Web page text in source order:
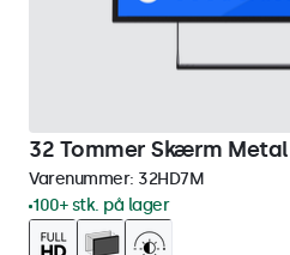
32 Tommer Skærm Metal
Varenummer: 32HD7M
100+ stk. på lager